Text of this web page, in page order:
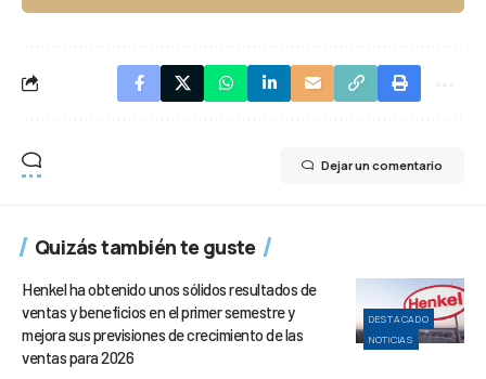
Dejar un comentario
Quizás también te guste
DESTACADO
NOTICIAS
Henkel ha obtenido unos sólidos resultados de
ventas y beneficios en el primer semestre y
mejora sus previsiones de crecimiento de las
ventas para 2026